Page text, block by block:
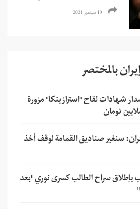
19 سبتمبر 2021
إيران بالمختصر
شهادات لقاح "استرازينكا" مزورة
سنغير صناديق القمامة لوقف أخذ
بإطلاق سراح الطالب كسرى نوري "بعد